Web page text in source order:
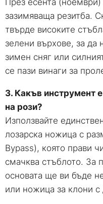
зазимяваща резитба.
твърде високите
зелени върхове, за да
зимен сняг или
се пази винаги за
3. Какъв инструмент
на рози?
Използвайте
лозарска ножица с
Bypass), която прави
смачква стъблото. За
основата ще ви бъде
или ножица за клони